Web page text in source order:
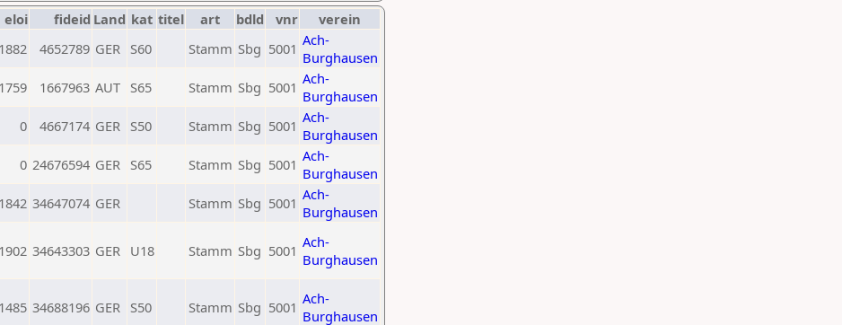
eloi fideid Land kat titel art bdld vnr
verein
1882 4652789 GER S60 Stamm Sbg 5001 Ach-
Burghausen
1759 1667963 AUT S65 Stamm Sbg 5001 Ach-
Burghausen
0 4667174 GER S50 Stamm Sbg 5001 Ach-
Burghausen
0 24676594 GER S65 Stamm Sbg 5001 Ach-
Burghausen
1842 34647074 GER Stamm Sbg 5001 Ach-
Burghausen
1902 34643303 GER U18 Stamm Sbg 5001 Ach-
Burghausen
1485 34688196 GER S50 Stamm Sbg 5001 Ach-
Burghausen